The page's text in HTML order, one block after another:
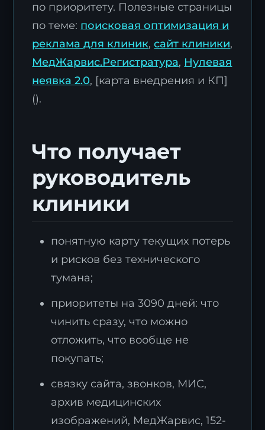
по приоритету. Полезные страницы
по теме: поисковая оптимизация и
реклама для клиник,сайт клиники,
МедЖарвис.Регистратура, Нулевая
неявка 2.0, [карта внедрения и КП]
().
Что получает
руководитель
клиники
понятную карту текущих потерь
и рисков без технического
тумана;
приоритеты на 3090 дней: что
чинить сразу, что можно
отложить, что вообще не
покупать;
связку сайта, звонков, МИС,
архив медицинских
изображений, МедЖарвис, 152-